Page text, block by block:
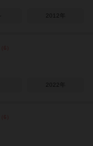
2012年
2022年